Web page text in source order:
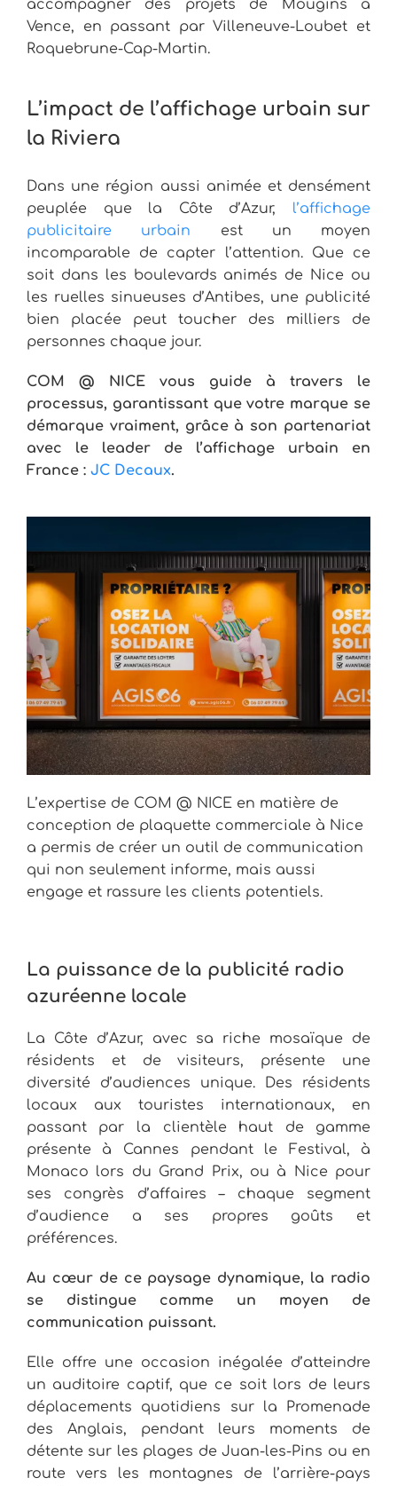
accompagner des projets de Mougins à
Vence, en passant par Villeneuve-Loubet et
Roquebrune-Cap-Martin.
L’impact de l’affichage urbain sur
la Riviera
Dans une région aussi animée et densément
peuplée que la Côte d’Azur, l’affichage
publicitaire urbain est un moyen
incomparable de capter l’attention. Que ce
soit dans les boulevards animés de Nice ou
les ruelles sinueuses d’Antibes, une publicité
bien placée peut toucher des milliers de
personnes chaque jour.
COM @ NICE vous guide à travers le
processus, garantissant que votre marque se
démarque vraiment, grâce à son partenariat
avec le leader de l’affichage urbain en
France : JC Decaux.
L’expertise de COM @ NICE en matière de
conception de plaquette commerciale à Nice
a permis de créer un outil de communication
qui non seulement informe, mais aussi
engage et rassure les clients potentiels.
La puissance de la publicité radio
azuréenne locale
La Côte d’Azur, avec sa riche mosaïque de
résidents et de visiteurs, présente une
diversité d’audiences unique. Des résidents
locaux aux touristes internationaux, en
passant par la clientèle haut de gamme
présente à Cannes pendant le Festival, à
Monaco lors du Grand Prix, ou à Nice pour
ses congrès d’affaires – chaque segment
d’audience a ses propres goûts et
préférences.
Au cœur de ce paysage dynamique, la radio
se distingue comme un moyen de
communication puissant.
Elle offre une occasion inégalée d’atteindre
un auditoire captif, que ce soit lors de leurs
déplacements quotidiens sur la Promenade
des Anglais, pendant leurs moments de
détente sur les plages de Juan-les-Pins ou en
route vers les montagnes de l’arrière-pays